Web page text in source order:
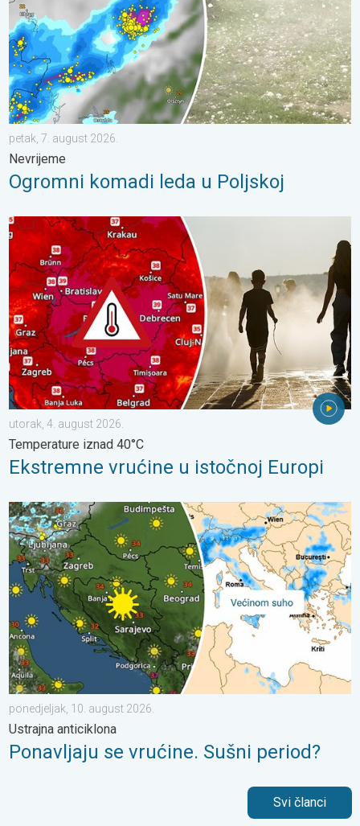
petak, 7. august 2026.
Nevrijeme
Ogromni komadi leda u Poljskoj
Ekstremne vrućine u istočnoj Europi. Temperature iznad 40°C.
utorak, 4. august 2026.
Temperature iznad 40°C
Ekstremne vrućine u istočnoj Europi
Ponavljaju se vrućine. Sušni period?. Ustrajna anticiklona. . .
ponedjeljak, 10. august 2026.
Ustrajna anticiklona
Ponavljaju se vrućine. Sušni period?
Svi članci